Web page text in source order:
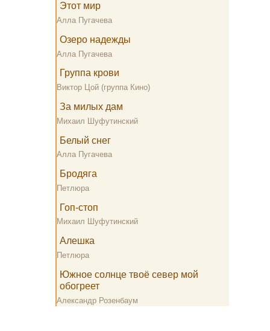
Этот мир
Алла Пугачева
Озеро надежды
Алла Пугачева
Группа крови
Виктор Цой (группа Кино)
За милых дам
Михаил Шуфутинский
Белый снег
Алла Пугачева
Бродяга
Петлюра
Гоп-стоп
Михаил Шуфутинский
Алешка
Петлюра
Южное солнце твоё север мой
обогреет
Александр Розенбаум